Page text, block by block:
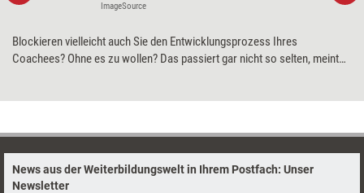
ImageSource
Blockieren vielleicht auch Sie den Entwicklungsprozess Ihres
Coachees? Ohne es zu wollen? Das passiert gar nicht so selten, meint
News aus der Weiterbildungswelt in Ihrem Postfach: Unser
Newsletter